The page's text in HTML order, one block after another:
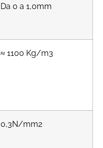
Da 0 a 1,0mm
≈ 1100 Kg/m3
0,3N/mm2